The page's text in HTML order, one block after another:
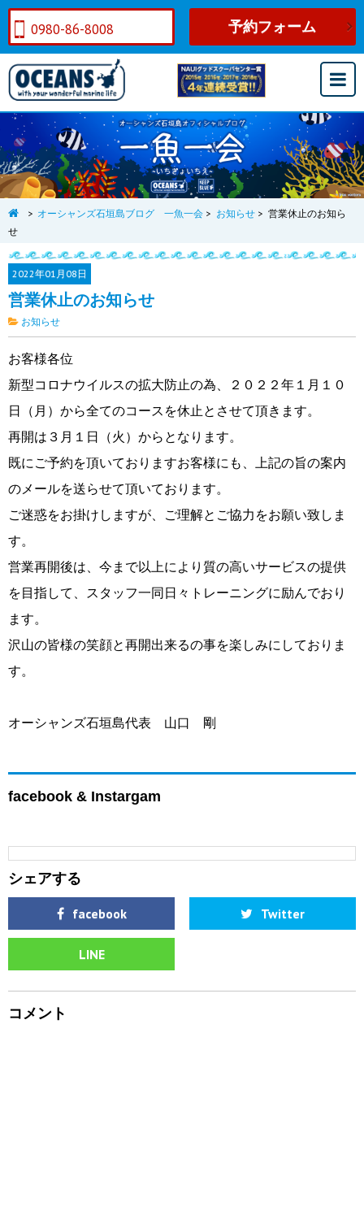
0980-86-8008 予約フォーム
> オーシャンズ石垣島ブログ 一魚一会 > お知らせ > 営業休止のお知ら
せ
2022年01月08日
営業休止のお知らせ
お知らせ
お客様各位
新型コロナウイルスの拡大防止の為、２０２２年１月１０
日（月）から全てのコースを休止とさせて頂きます。
再開は３月１日（火）からとなります。
既にご予約を頂いておりますお客様にも、上記の旨の案内
のメールを送らせて頂いております。
ご迷惑をお掛けしますが、ご理解とご協力をお願い致しま
す。
営業再開後は、今まで以上により質の高いサービスの提供
を目指して、スタッフ一同日々トレーニングに励んでおり
ます。
沢山の皆様の笑顔と再開出来るの事を楽しみにしておりま
す。
オーシャンズ石垣島代表 山口 剛
facebook & Instargam
シェアする
facebook Twitter
LINE
コメント